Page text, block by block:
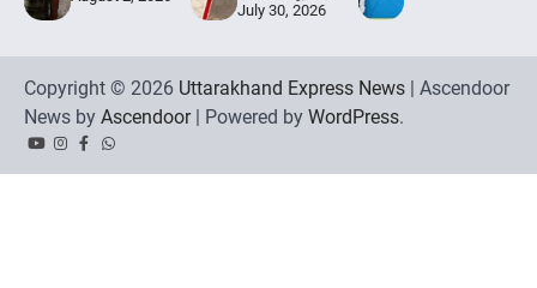
July 30, 2026
Copyright © 2026 Uttarakhand Express News | Ascendoor
News by Ascendoor| Powered by WordPress.
YouTubeInstagram
Facebook
Whatsapp